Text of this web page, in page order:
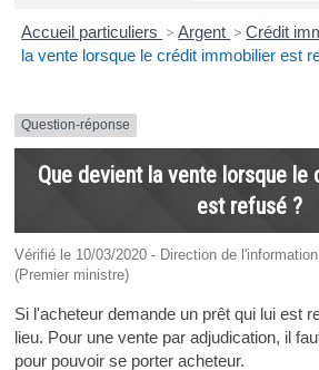
Accueil particuliers > Argent > Crédit
la vente lorsque le crédit immobilier est
Question-réponse
Que devient la vente lorsque
est refusé ?
Vérifié le 10/03/2020 - Direction de
(Premier ministre)
Si l'acheteur demande un prêt qui lui est
lieu. Pour une vente par adjudication, il
pour pouvoir se porter acheteur.